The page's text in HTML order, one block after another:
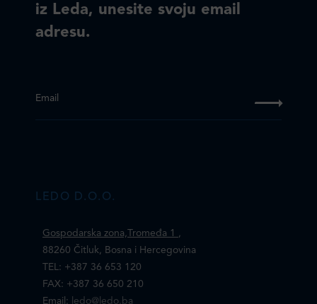
iz Leda, unesite svoju email
adresu.
Email
LEDO D.O.O.
Gospodarska zona,Tromeđa 1 ,
88260 Čitluk, Bosna i Hercegovina
TEL: +387 36 653 120
FAX: +387 36 650 210
Email:
ledo@ledo.ba